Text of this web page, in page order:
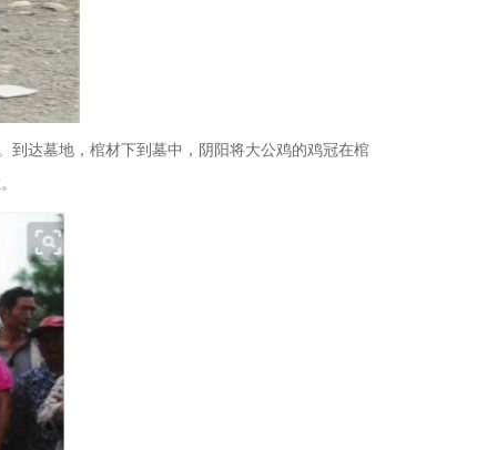
到达墓地，棺材下到墓中，阴阳将大公鸡的鸡冠在棺